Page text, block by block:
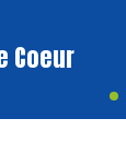
Coeur